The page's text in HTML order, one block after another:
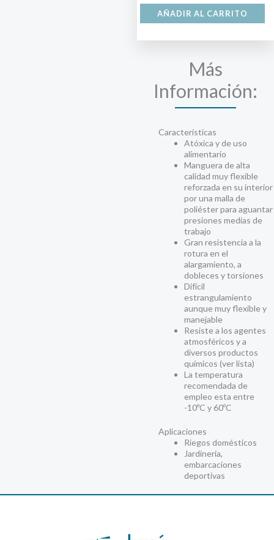
AÑADIR AL CARRITO
Más
Información:
Características
Atóxica y de uso
alimentario
Manguera de alta
calidad muy flexible
reforzada en su interior
por una malla de
poliéster para aguantar
presiones medias de
trabajo
Gran resistencia a la
rotura en el
alargamiento, a
dobleces y torsiones
Difícil
estrangulamiento
aunque muy flexible y
manejable
Resiste a los agentes
atmosféricos y a
diversos productos
químicos (ver lista)
La temperatura
recomendada de
empleo esta entre
-10ºC y 60ºC
Aplicaciones
Riegos domésticos
Jardinería,
embarcaciones
deportivas